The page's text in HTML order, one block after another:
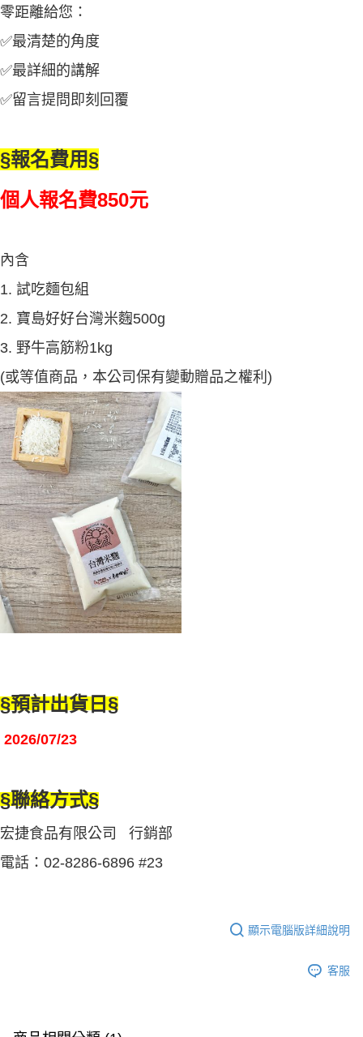
零距離給您：
✅最清楚的角度
✅最詳細的講解
✅留言提問即刻回覆
§報名費用§
個人報名費850元
內含
1. 試吃麵包組
2. 寶島好好台灣米麴500g
3. 野牛高筋粉1kg
(或等值商品，本公司保有變動贈品之權利)
§預計出貨日 §
2026/07/23
§聯絡方式§
宏捷食品有限公司 行銷部
電話：02-8286-6896 #23
顯示電腦版詳細說明
客服